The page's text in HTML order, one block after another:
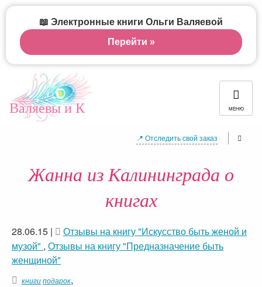
Валяевы и К МЕНЮ
📍 Отследить свой заказ
Жанна из Калининграда о
книгах
28.06.15 |
Отзывы на книгу "Искусство быть женой и
музой" , Отзывы на книгу "Предназначение быть
женщиной"
книгиподарок,
📖 Электронные книги Ольги Валяевой
Перейти »